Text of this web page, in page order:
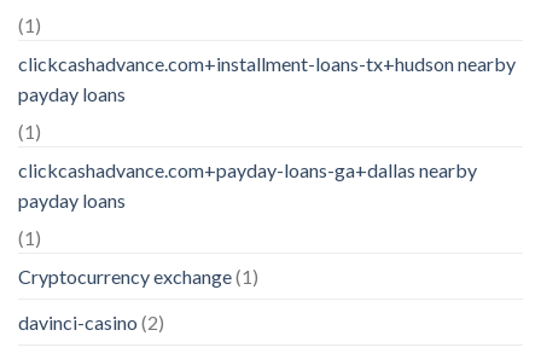
(1)
clickcashadvance.com+installment-loans-tx+hudson nearby
payday loans
(1)
clickcashadvance.com+payday-loans-ga+dallas nearby
payday loans
(1)
Cryptocurrency exchange(1)
davinci-casino (2)